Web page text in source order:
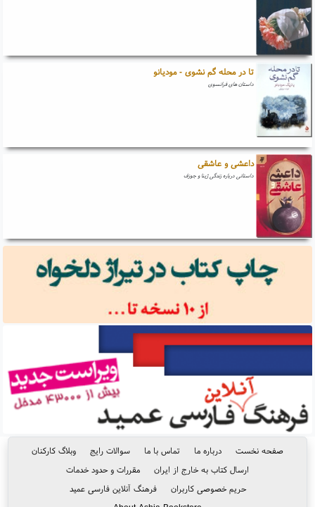
تا در محله گم نشوی - مودیانو
داستان های فرانسوی
داعشی و عاشقی
داستانی درباره زندگی ژینا و جوزف
صفحه نخست درباره ما تماس با ما سوالات رایج
وبلاگ کارکنان
ارسال کتاب به خارج از ایران
مقررات و حدود خدمات
حریم خصوصی کاربران
فرهنگ آنلاین فارسی عمید